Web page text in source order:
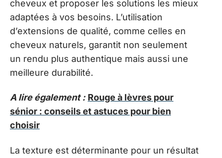
cheveux et proposer les solutions les mieux
adaptées à vos besoins. L’utilisation
d’extensions de qualité, comme celles en
cheveux naturels, garantit non seulement
un rendu plus authentique mais aussi une
meilleure durabilité.
A lire également : Rouge à lèvres pour
sénior : conseils et astuces pour bien
choisir
La texture est déterminante pour un résultat